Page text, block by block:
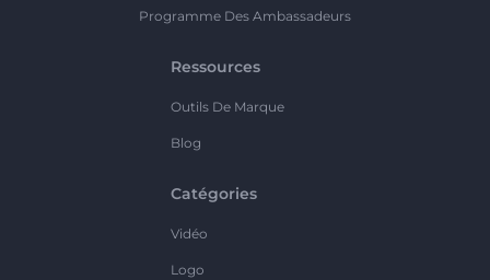
Programme Des Ambassadeurs
Ressources
Outils De Marque
Blog
Catégories
Vidéo
Logo